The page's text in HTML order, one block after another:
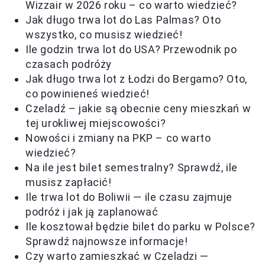
Wizzair w 2026 roku – co warto wiedzieć?
Jak długo trwa lot do Las Palmas? Oto
wszystko, co musisz wiedzieć!
Ile godzin trwa lot do USA? Przewodnik po
czasach podróży
Jak długo trwa lot z Łodzi do Bergamo? Oto,
co powinieneś wiedzieć!
Czeladź – jakie są obecnie ceny mieszkań w
tej urokliwej miejscowości?
Nowości i zmiany na PKP – co warto
wiedzieć?
Na ile jest bilet semestralny? Sprawdź, ile
musisz zapłacić!
Ile trwa lot do Boliwii — ile czasu zajmuje
podróż i jak ją zaplanować
Ile kosztował będzie bilet do parku w Polsce?
Sprawdź najnowsze informacje!
Czy warto zamieszkać w Czeladzi —